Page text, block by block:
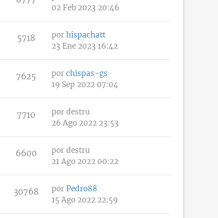
02 Feb 2023 20:46
5718 por hispachatt
23 Ene 2023 16:42
7625 por chispas-gs
19 Sep 2022 07:04
7710 por destru
26 Ago 2022 23:53
6600 por destru
21 Ago 2022 00:22
30768 por Pedro88
15 Ago 2022 22:59